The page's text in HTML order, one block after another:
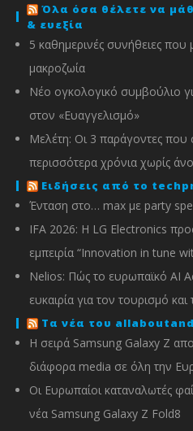
Όλα όσα θέλετε να
& ευεξία
5 καθημερινές συνήθειες
μακροζωία
Νέο ογκολογικό συμβούλιο
στον «Ευαγγελισμό»
Μελέτη: Οι 3 παράγοντες που
περισσότερα χρόνια χωρίς
Ειδήσεις από το
Ένταση στο… max με party
IFA 2026: Η LG Electronics
εμπειρία “Innovation in tune
Nelios: Πώς το ευρωπαϊκό AI
ευκαιρία για τον τουρισμό
Τα νέα του
Η σειρά Samsung Galaxy Z
διάφορα media σε όλη την
Οι Ευρωπαίοι καταναλωτές
νέα Samsung Galaxy Z Fold8